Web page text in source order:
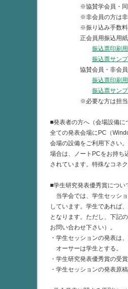
※協賛学会員・同学生
※非会員の方は非会員、
※振り込み手数料は
正会員用振込用紙（用
振込票印刷
振込票サン
協賛会員・非会員対応
振込票印刷
振込票サン
※必要な方は担当創
■発表者の方へ（会場設備に
全ての発表会場にPC（
会場の設備をご利用下さい
場合は、ノートPCをお持ち
されています。特殊なコネ
■学生研究発表優秀賞につい
当学会では、学生セッシ
しています。学生であれば
となります。ただし、下記
お問い合わせ下さい）。
・学生セッションの発表は
オーサーは学生とする。
・学生研究発表優秀賞の受
・学生セッションの発表原